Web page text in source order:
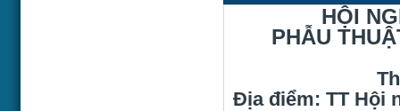
HỘI
PHẪU
Địa điểm: TT Hội